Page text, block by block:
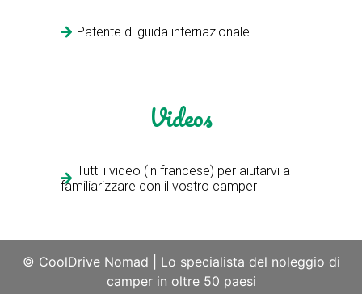
Patente di guida internazionale
Videos
Tutti i video (in francese) per aiutarvi a
familiarizzare con il vostro camper
© CoolDrive Nomad
Lo specialista del noleggio di
camper in oltre 50 paesi